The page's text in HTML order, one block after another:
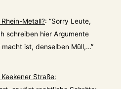
Metall?: “Sorry Leute,
schreiben hier Argumente
macht ist, denselben Müll,…”
Straße: